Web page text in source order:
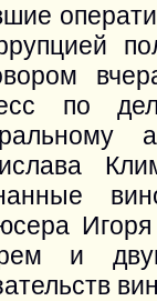
по
Игоря
и